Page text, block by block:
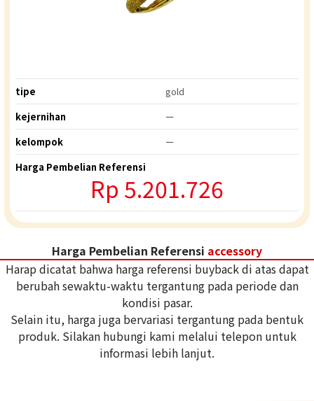
tipe
gold
kejernihan
ー
kelompok
ー
Harga Pembelian Referensi
Rp 5.201.726
Harga Pembelian Referensi accessory
Harap dicatat bahwa harga referensi buyback di atas dapat
berubah sewaktu-waktu tergantung pada periode dan
kondisi pasar.
Selain itu, harga juga bervariasi tergantung pada bentuk
produk. Silakan hubungi kami melalui telepon untuk
informasi lebih lanjut.